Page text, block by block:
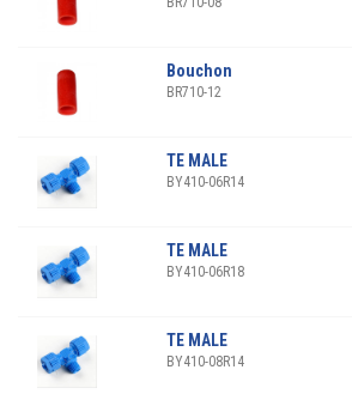
Bouchon
BR710-12
TE MALE
BY410-06R14
TE MALE
BY410-06R18
TE MALE
BY410-08R14